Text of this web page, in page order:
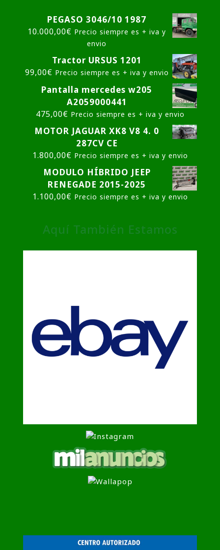
PEGASO 3046/10 1987
10.000,00€ Precio siempre es + iva y
envio
Tractor URSUS 1201
99,00€ Precio siempre es + iva y envio
Pantalla mercedes w205
A2059000441
475,00€ Precio siempre es + iva y envio
MOTOR JAGUAR XK8 V8 4. 0
287CV CE
1.800,00€ Precio siempre es + iva y envio
MODULO HÍBRIDO JEEP
RENEGADE 2015-2025
1.100,00€ Precio siempre es + iva y envio
Aquí También Estamos